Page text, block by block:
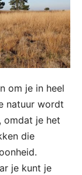
om je in heel
natuur wordt
omdat je het
die
je kunt je